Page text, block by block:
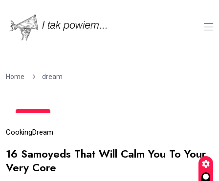
Home dream
gru
CookingDream
16 Samoyeds That Will Calm You To Your
Very Core